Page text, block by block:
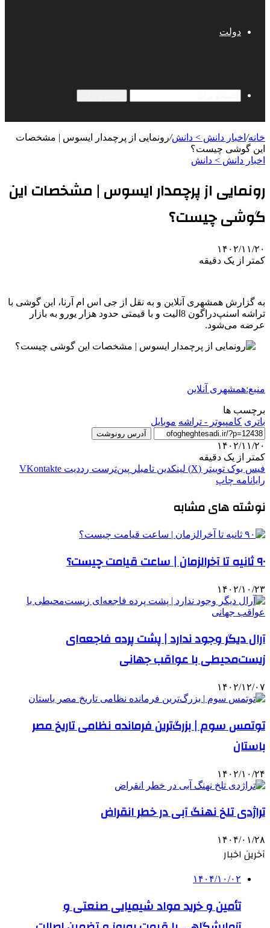
دولت
خانه/ اخبار دانش > دانش/رونمایی از پرچمدار ایسوس | مشخصات
این گوشی چیست؟
اخبار دانش > دانش
رونمایی از پرچمدار ایسوس | مشخصات این
گوشی چیست؟
۱۴۰۲/۱۱/۲۰
کمتر از یک دقیقه
به گزارش همشهری آنلاین و به نقل از جی اس ام آرنا، این گوشی با
تراشه اسنپ‌دراگون 8الیت و با قیمتی حدود هزار یورو به بازار
عرضه می‌شود.
منبع:همشهری آنلاین
برچسب ها
باتری کامپیوتر - تراشه موبایل
آدرس رونوشت
۱۴۰۲/۱۱/۲۰
کمتر از یک دقیقه
فیس بوک توییتر (X) لینکدین ‫تامبلر ‫پین‌ترست ‫رددیت ‫VKontakte
رایانامه چاپ
نوشته های مشابه
۹۰ ثانیه تا آخرالزمان | ساعت قیامت چیست؟
۱۴۰۲/۱۰/۲۳
آرال دیگر وجود ندارد | پشت پرده فاجعه‌ای
زیست‌محیطی با عواقب جهانی
۱۴۰۲/۱۲/۰۷
توتمس سوم | بزرگ‌ترین فرمانده نظامی تاریخ مصر
باستان
۱۴۰۲/۱۰/۲۴
تراژدی تلخ نهنگ آبی در خطر انقراض
۱۴۰۴/۰۱/۲۸
آخرین اخبار
۱۴۰۴/۱۰/۰۲
تأمین و خرید مواد شیمیایی صنعتی و